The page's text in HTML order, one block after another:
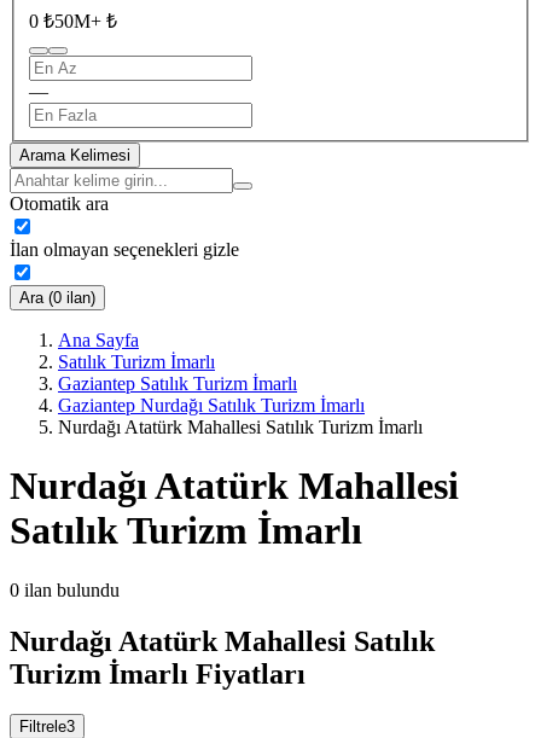
0 ₺50M+ ₺
—
Arama Kelimesi
Otomatik ara
İlan olmayan seçenekleri gizle
Ara (0 ilan)
Ana Sayfa
Satılık Turizm İmarlı
Gaziantep Satılık Turizm İmarlı
Gaziantep Nurdağı Satılık Turizm İmarlı
Nurdağı Atatürk Mahallesi Satılık Turizm İmarlı
Nurdağı Atatürk Mahallesi
Satılık Turizm İmarlı
0 ilan bulundu
Nurdağı Atatürk Mahallesi Satılık
Turizm İmarlı Fiyatları
Filtrele3